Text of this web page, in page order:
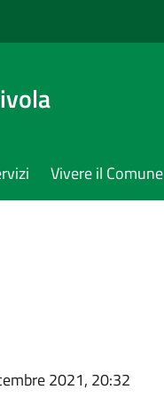
Vivere il Comune
2021, 20:32